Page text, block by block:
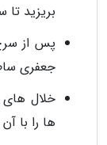
بریزید
پس از
جعفری
خلال های
ها را با